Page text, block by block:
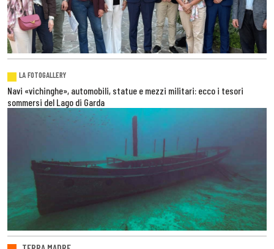
LA FOTOGALLERY
Navi «vichinghe», automobili, statue e mezzi militari: ecco i tesori
sommersi del Lago di Garda